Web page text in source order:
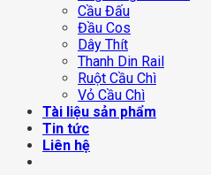
Cầu Đấu
Đầu Cos
Dây Thít
Thanh Din Rail
Ruột Cầu Chì
Vỏ Cầu Chì
Tài liệu sản phẩm
Tin tức
Liên hệ